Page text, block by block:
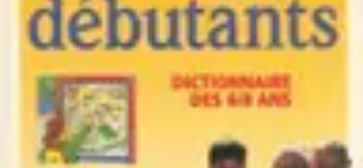
Astuces Rubik Cube
Astuces et Techniques
Techniques de SpeedcubingAstuces et
techniquesRésolutionTechniques et Astuces
Astuces Rubik Cube